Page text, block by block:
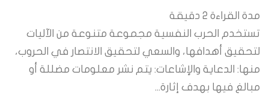
مدة القراءة 2 دقيقة
تستخدم الحرب النفسية مجموعة متنوعة من الآليات
لتحقيق أهدافها، والسعي لتحقيق الانتصار في الحروب،
منها: الدعاية والإشاعات: يتم نشر معلومات مضللة أو
مبالغ فيها بهدف إثارة...